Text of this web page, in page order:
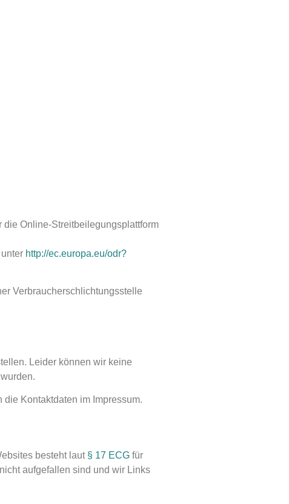
Online-Streitbeilegungsplattform
http://ec.europa.eu/odr?
Verbraucherschlichtungsstelle
Leider können wir keine
Kontaktdaten im Impressum.
besteht laut § 17 ECG für
aufgefallen sind und wir Links